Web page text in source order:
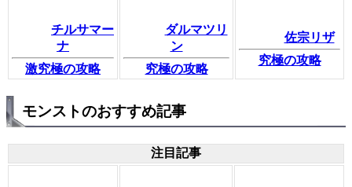
チルサマー
ナ
激究極の攻略
ダルマツリ
ン
究極の攻略
佐宗リザ
究極の攻略
モンストのおすすめ記事
注目記事